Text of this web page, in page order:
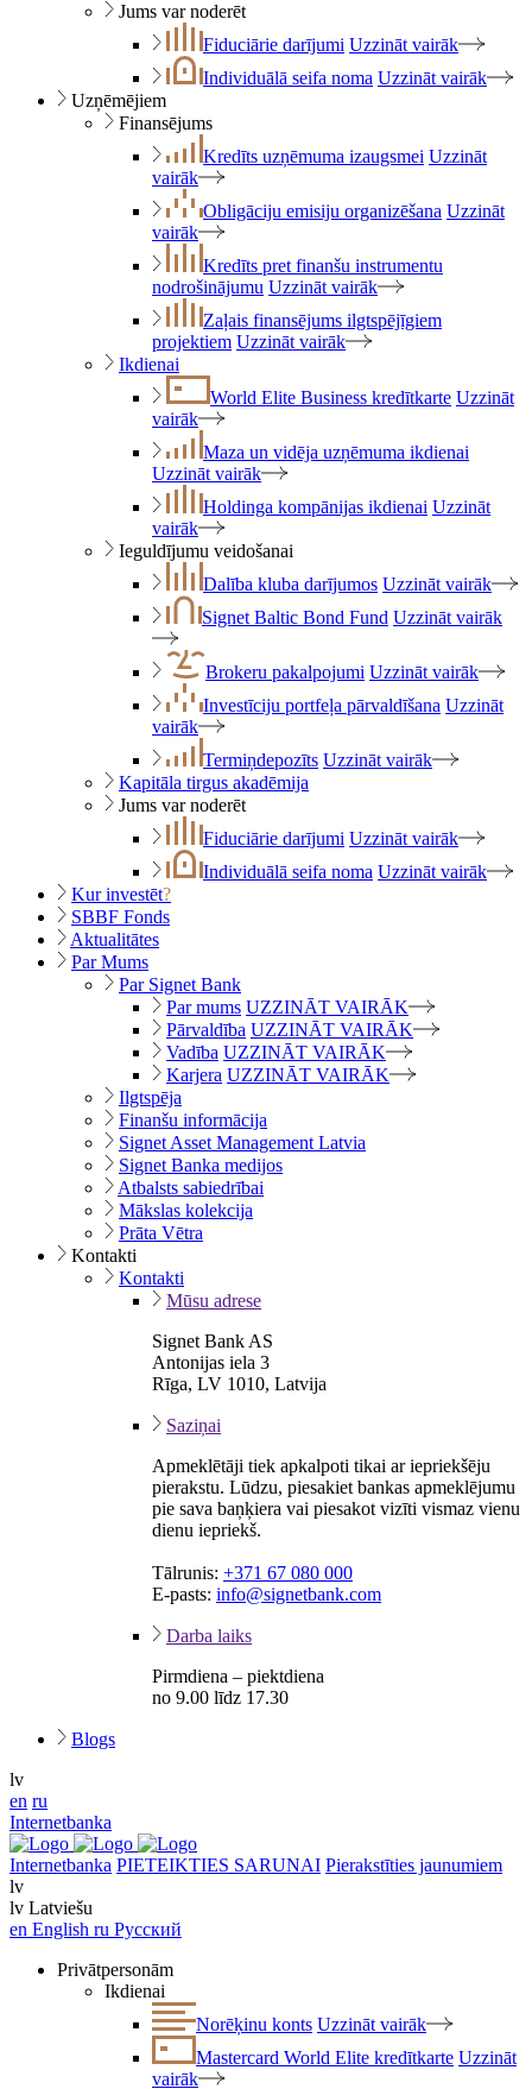
Jums var noderēt
Fiduciārie darījumi Uzzināt vairāk
Individuālā seifa noma Uzzināt vairāk
Uzņēmējiem
Finansējums
Kredīts uzņēmuma izaugsmei Uzzināt
vairāk
Obligāciju emisiju organizēšana Uzzināt
vairāk
Kredīts pret finanšu instrumentu
nodrošinājumu Uzzināt vairāk
Zaļais finansējums ilgtspējīgiem
projektiem Uzzināt vairāk
Ikdienai
World Elite Business kredītkarte Uzzināt
vairāk
Maza un vidēja uzņēmuma ikdienai
Uzzināt vairāk
Holdinga kompānijas ikdienai Uzzināt
vairāk
Ieguldījumu veidošanai
Dalība kluba darījumos Uzzināt vairāk
Signet Baltic Bond Fund Uzzināt vairāk
Brokeru pakalpojumi Uzzināt vairāk
Investīciju portfeļa pārvaldīšana Uzzināt
vairāk
Termiņdepozīts Uzzināt vairāk
Kapitāla tirgus akadēmija
Jums var noderēt
Fiduciārie darījumi Uzzināt vairāk
Individuālā seifa noma Uzzināt vairāk
Kur investēt?
SBBF Fonds
Aktualitātes
Par Mums
Par Signet Bank
Par mums UZZINĀT VAIRĀK
Pārvaldība UZZINĀT VAIRĀK
Vadība UZZINĀT VAIRĀK
Karjera UZZINĀT VAIRĀK
Ilgtspēja
Finanšu informācija
Signet Asset Management Latvia
Signet Banka medijos
Atbalsts sabiedrībai
Mākslas kolekcija
Prāta Vētra
Kontakti
Kontakti
Mūsu adrese
Signet Bank AS
Antonijas iela 3
Rīga, LV 1010, Latvija
Saziņai
Apmeklētāji tiek apkalpoti tikai ar iepriekšēju
pierakstu. Lūdzu, piesakiet bankas apmeklējumu
pie sava baņķiera vai piesakot vizīti vismaz vienu
dienu iepriekš.
Tālrunis: +371 67 080 000
E-pasts: info@signetbank.com
Darba laiks
Pirmdiena – piektdiena
no 9.00 līdz 17.30
Blogs
lv
en ru
Internetbanka
Internetbanka PIETEIKTIES SARUNAI Pierakstīties jaunumiem
lv
lv Latviešu
en English ru Русский
Privātpersonām
Ikdienai
Norēķinu konts Uzzināt vairāk
Mastercard World Elite kredītkarte Uzzināt
vairāk